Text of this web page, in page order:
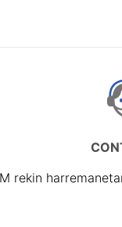
rekin